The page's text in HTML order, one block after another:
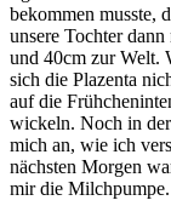
bekommen musste,
unsere Tochter
und 40cm zur Welt.
sich die Plazenta
auf die
wickeln. Noch in
mich an, wie ich
nächsten Morgen
mir die Milchpumpe.